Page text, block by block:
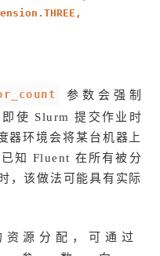
参数会强制
使 Slurm 提交作业时
器环境会将某台机器上
知 Fluent 在所有被分
，该做法可能具有实际
资源分配，可通过